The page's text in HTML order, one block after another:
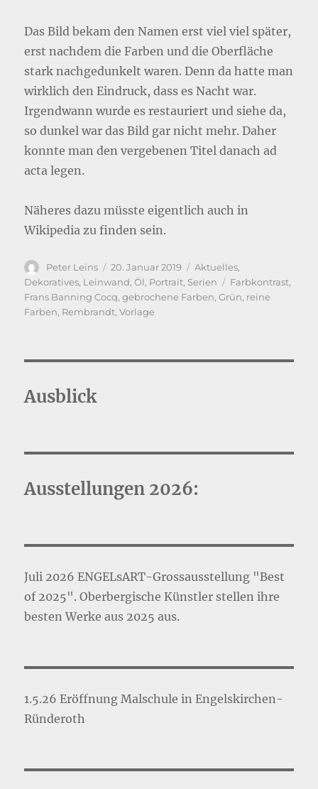
Das Bild bekam den Namen erst viel viel später,
erst nachdem die Farben und die Oberfläche
stark nachgedunkelt waren. Denn da hatte man
wirklich den Eindruck, dass es Nacht war.
Irgendwann wurde es restauriert und siehe da,
so dunkel war das Bild gar nicht mehr. Daher
konnte man den vergebenen Titel danach ad
acta legen.
Näheres dazu müsste eigentlich auch in
Wikipedia zu finden sein.
Autor
Peter Leins
Veröffentlicht
am
20. Januar 2019 Kategorien
Aktuelles,
Dekoratives, Leinwand,Öl, Portrait, Serien Schlagwörter
Farbkontrast,
Frans Banning Cocq,gebrochene Farben,Grün, reine
Farben, Rembrandt,Vorlage
Ausblick
Ausstellungen 2026:
Juli 2026 ENGELsART-Grossausstellung "Best
of 2025". Oberbergische Künstler stellen ihre
besten Werke aus 2025 aus.
1.5.26 Eröffnung Malschule in Engelskirchen-
Ründeroth